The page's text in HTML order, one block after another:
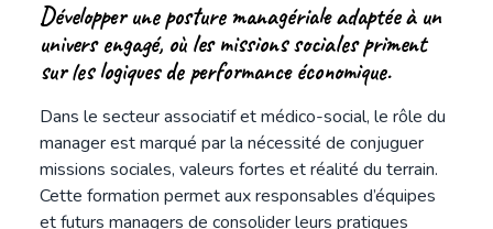
Développer une posture managériale adaptée à un
univers engagé, où les missions sociales priment
sur les logiques de performance économique.
Dans le secteur associatif et médico-social, le rôle du
manager est marqué par la nécessité de conjuguer
missions sociales, valeurs fortes et réalité du terrain.
Cette formation permet aux responsables d’équipes
et futurs managers de consolider leurs pratiques